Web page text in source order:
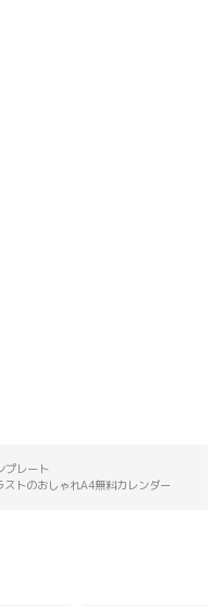
プレート
トのおしゃれA4無料カレンダー